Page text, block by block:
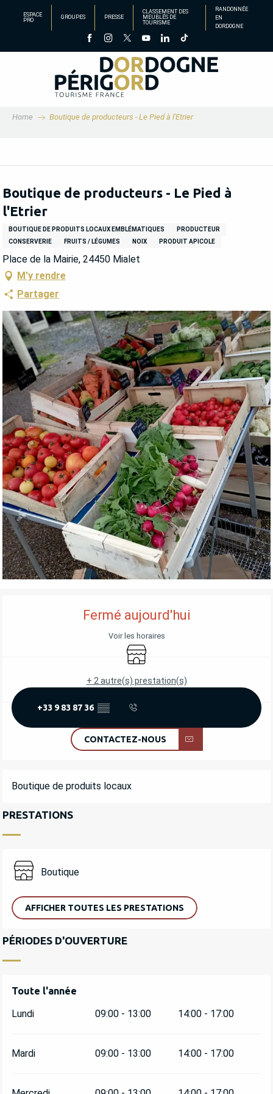
principal
ESPACE
PRO
GROUPES PRESSE
CLASSEMENT DES
MEUBLÉS DE
TOURISME
RANDONNÉE
EN
DORDOGNE
Home Boutique de producteurs - Le Pied à l'Etrier
Boutique de producteurs - Le Pied à
l'Etrier
BOUTIQUE DE PRODUITS LOCAUX EMBLÉMATIQUES
PRODUCTEUR
CONSERVERIE
FRUITS / LÉGUMES NOIX PRODUIT APICOLE
Place de la Mairie, 24450 Mialet
M'y rendre
Partager
OUVERTURE ET COORDONNÉES
Fermé aujourd'hui
Voir les horaires
Boutique
+ 2 autre(s) prestation(s)
+33 9 83 87 36 ▒▒
CONTACTEZ-NOUS
DESCRIPTION
Boutique de produits locaux
PRESTATIONS
Boutique
AFFICHER TOUTES LES PRESTATIONS
PÉRIODES D'OUVERTURE
Toute l'année
Toute l'année
Lundi 09:00 - 13:00 14:00 - 17:00
Mardi 09:00 - 13:00 14:00 - 17:00